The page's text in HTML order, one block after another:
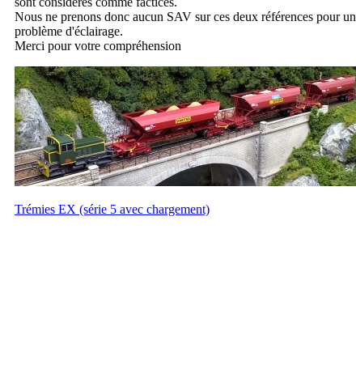
Nous ne prenons donc aucun SAV sur ces deux références pour un
problème d'éclairage.
Merci pour votre compréhension
Trémies EX (série 5 avec chargement)